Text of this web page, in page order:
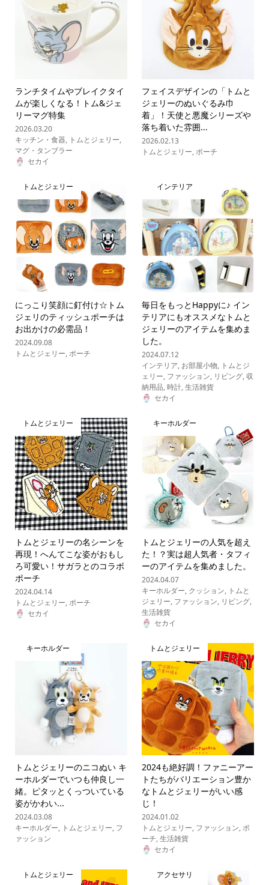
ランチタイムやブレイクタイ
ムが楽しくなる！トム&ジェ
リーマグ特集
2026.03.20
キッチン・食器, トムとジェリー,
マグ・タンブラー
セカイ
フェイスデザインの「トムと
ジェリーのぬいぐるみ巾
着」！天使と悪魔シリーズや
落ち着いた雰囲...
2026.02.13
トムとジェリー,ポーチ
トムとジェリー
にっこり笑顔に釘付け☆トム
ジェリのティッシュポーチは
お出かけの必需品！
2024.09.08
トムとジェリー,ポーチ
インテリア
毎日をもっとHappyに♪ イン
テリアにもオススメなトムと
ジェリーのアイテムを集めま
した。
2024.07.12
インテリア, お部屋小物, トムとジ
ェリー, ファッション, リビング, 収
納用品,時計,生活雑貨
セカイ
トムとジェリー
トムとジェリーの名シーンを
再現！へんてこな姿がおもし
ろ可愛い！サガラとのコラボ
ポーチ
2024.04.14
トムとジェリー,ポーチ
セカイ
キーホルダー
トムとジェリーの人気を超え
た！？実は超人気者・タフィ
ーのアイテムを集めました。
2024.04.07
キーホルダー, クッション, トムと
ジェリー, ファッション, リビング,
生活雑貨
セカイ
キーホルダー
トムとジェリーのニコぬい キ
ーホルダーでいつも仲良し一
緒。ピタッとくっついている
姿がかわい...
2024.03.08
キーホルダー, トムとジェリー, フ
ァッション
トムとジェリー
2024も絶好調！ファニーアー
トたちがバリエーション豊か
なトムとジェリーがいい感
じ！
2024.01.02
トムとジェリー, ファッション,ポ
ーチ,生活雑貨
セカイ
トムとジェリー アクセサリ